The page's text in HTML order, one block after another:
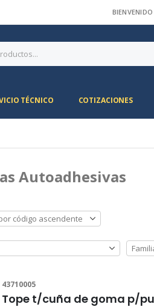
TÉCNICO COTIZACIONES
Autoadhesivas
43710005
Tope t/cuña de goma p/